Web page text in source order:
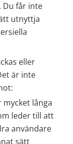
Du får inte
utnyttja
eller
är inte
långa
leder till att
användare
sätt